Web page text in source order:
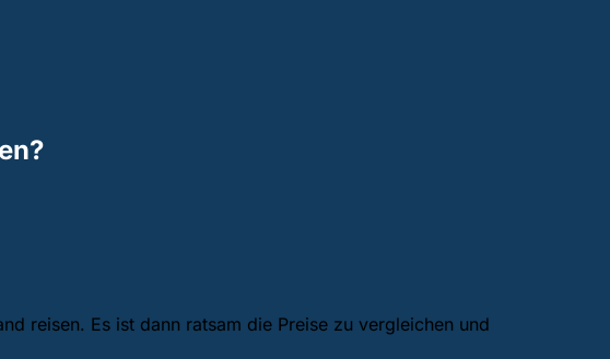
reisen. Es ist dann ratsam die Preise zu vergleichen und